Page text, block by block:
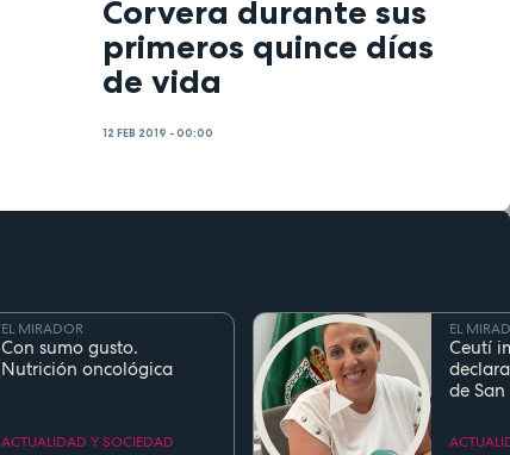
Corvera durante sus
primeros quince días
de vida
12 FEB 2019 - 00:00
EL MIRADOR
Con sumo gusto.
Nutrición oncológica
ACTUALIDAD Y SOCIEDAD
EL
Ceutí
de